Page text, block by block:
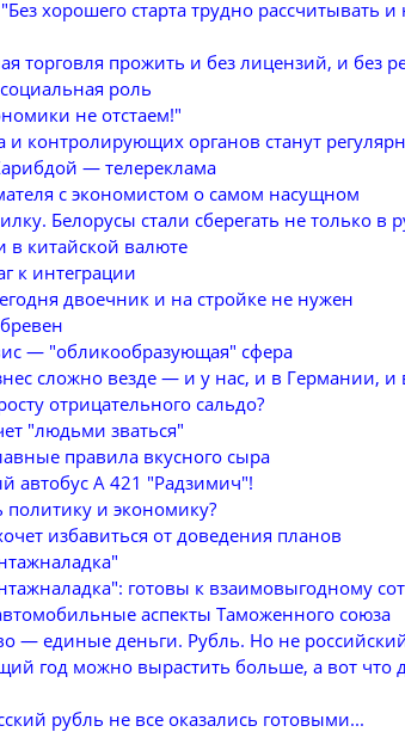
хорошего старта трудно рассчитывать
торговля прожить и без лицензий, и без
роль
не отстаем!"
и контролирующих органов станут
— телереклама
с экономистом о самом насущном
Белорусы стали сберегать не только в
в китайской валюте
к интеграции
двоечник и на стройке не нужен
— "обликообразующая" сфера
сложно везде — и у нас, и в Германии, и
отрицательного сальдо?
"людьми зваться"
правила вкусного сыра
автобус А 421 "Радзимич"!
политику и экономику?
избавиться от доведения планов
готовы к взаимовыгодному
аспекты Таможенного союза
— единые деньги. Рубль. Но не
год можно вырастить больше, а вот что
рубль не все оказались готовыми...